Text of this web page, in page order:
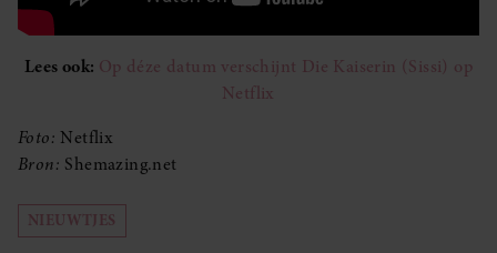
Lees ook: Op déze datum verschijnt Die Kaiserin (Sissi) op
Netflix
Foto: Netflix
Bron: Shemazing.net
NIEUWTJES